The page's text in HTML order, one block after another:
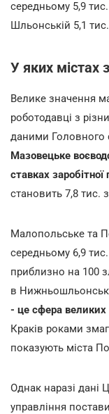
середньому 5,9
Шльонській 5,1
У яких містах
Велике значення
роботодавці з
даними Головного
Мазовецьке
ставках заробітної
становить 7,8 тис.
Малопольське та
середньому 6,9
приблизно на 100
в
- це сфера великих
Краків роками
показують міста
Однак наразі дані
управління